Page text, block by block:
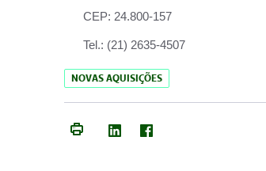
CEP: 24.800-157
Tel.: (21) 2635-4507
NOVAS AQUISIÇÕES